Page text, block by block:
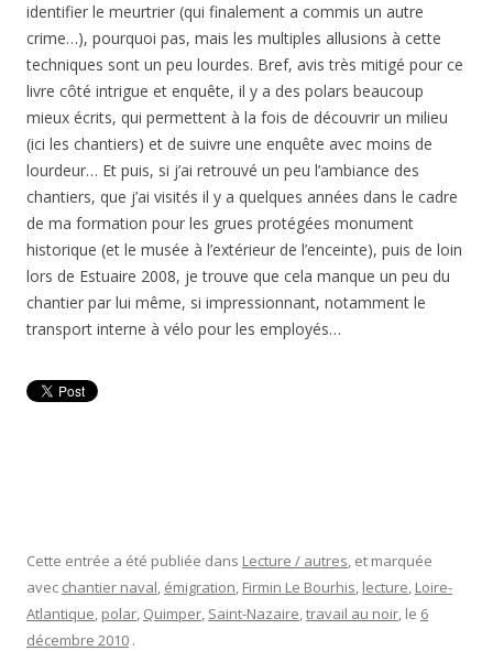
identifier le meurtrier (qui finalement a commis un autre
crime…), pourquoi pas, mais les multiples allusions à cette
techniques sont un peu lourdes. Bref, avis très mitigé pour ce
livre côté intrigue et enquête, il y a des polars beaucoup
mieux écrits, qui permettent à la fois de découvrir un milieu
(ici les chantiers) et de suivre une enquête avec moins de
lourdeur… Et puis, si j’ai retrouvé un peu l’ambiance des
chantiers, que j’ai visités il y a quelques années dans le cadre
de ma formation pour les grues protégées monument
historique (et le musée à l’extérieur de l’enceinte), puis de loin
lors de Estuaire 2008, je trouve que cela manque un peu du
chantier par lui même, si impressionnant, notamment le
transport interne à vélo pour les employés…
Cette entrée a été publiée dans Lecture / autres, et marquée
avec chantier naval, émigration, Firmin Le Bourhis, lecture, Loire-
Atlantique, polar, Quimper, Saint-Nazaire,travail au noir, le 6
décembre 2010 .